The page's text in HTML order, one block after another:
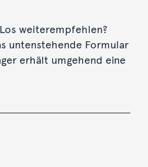
weiterempfehlen?
untenstehende Formular
erhält umgehend eine